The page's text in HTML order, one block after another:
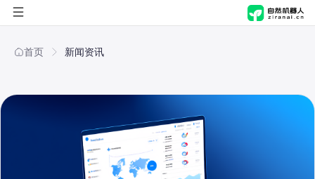
首页
首页 新闻资讯